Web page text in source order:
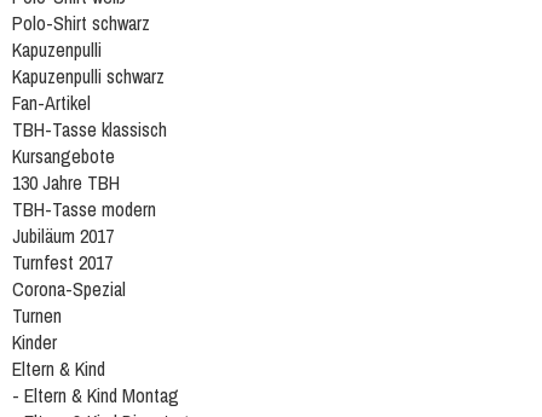
Polo-Shirt schwarz
Kapuzenpulli
Kapuzenpulli schwarz
Fan-Artikel
TBH-Tasse klassisch
Kursangebote
130 Jahre TBH
TBH-Tasse modern
Jubiläum 2017
Turnfest 2017
Corona-Spezial
Turnen
Kinder
Eltern & Kind
- Eltern & Kind Montag